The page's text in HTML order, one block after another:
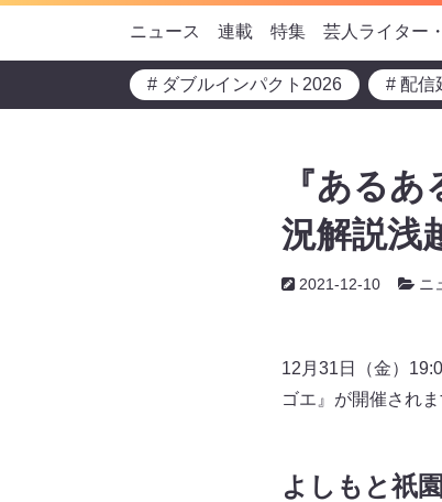
ニュース 連載 特集 芸人ライター
# ダブルインパクト2026 # 配信
『ある
況解説浅
2021-12-10 ニ
12月31日（金）
ゴエ』が開催されま
よしもと祇